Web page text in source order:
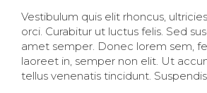
Vestibulum quis elit rhoncus,
orci. Curabitur ut luctus felis. Sed
amet semper. Donec lorem sem,
laoreet in, semper non elit. Ut
tellus venenatis tincidunt.